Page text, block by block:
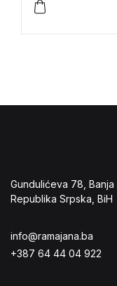
Gundulićeva 78, Banja
Republika Srpska, BiH
info@ramajana.ba
+387 64 44 04 922